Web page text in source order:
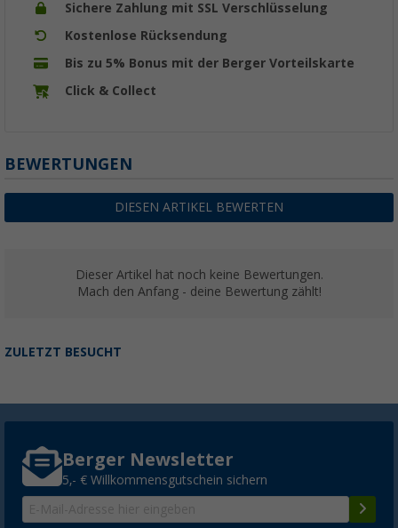
Sichere Zahlung mit SSL Verschlüsselung
Kostenlose Rücksendung
Bis zu 5% Bonus mit der Berger Vorteilskarte
Click & Collect
BEWERTUNGEN
DIESEN ARTIKEL BEWERTEN
Dieser Artikel hat noch keine Bewertungen.
Mach den Anfang - deine Bewertung zählt!
ZULETZT BESUCHT
Berger Newsletter
5,- € Willkommensgutschein sichern